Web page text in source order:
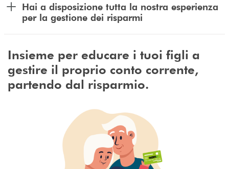
Hai a disposizione tutta la nostra esperienza
per la gestione dei risparmi
Insieme per educare i tuoi figli a
gestire il proprio conto corrente,
partendo dal risparmio.